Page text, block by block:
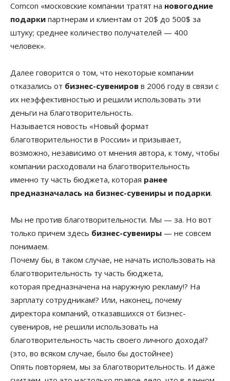
Comcon «московские компании тратят на новогодние
подарки партнерам и клиентам от 20$ до 500$ за
штуку; среднее количество получателей — 400
человек».
Далее говорится о том, что некоторые компании
отказались от бизнес-сувениров в 2006 году в связи с
их неэффективностью и решили использовать эти
деньги на благотворительность.
Называется новость «Новый формат
благотворительности в России» и призывает,
возможно, независимо от мнения автора, к тому, чтобы
компании расходовали на благотворительность
именно ту часть бюджета, которая ранее
предназначалась на бизнес-сувениры и подарки.
Мы не против благотворительности. Мы — за. Но вот
только причем здесь бизнес-сувениры — не совсем
понимаем.
Почему бы, в таком случае, не начать использовать на
благотворительность ту часть бюджета,
которая предназначена на наружную рекламу!? На
зарплату сотрудникам!? Или, наконец, почему
директора компаний, отказавшихся от бизнес-
сувениров, не решили использовать на
благотворительность часть своего личного дохода!?
(это, во всяком случае, было бы достойнее)
Опять повторяем, мы за благотворительность. И даже